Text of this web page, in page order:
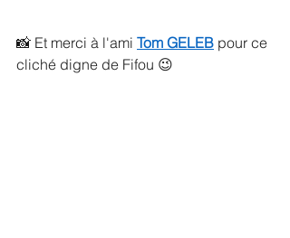
📸 Et merci à l'ami Tom GELEB pour ce
cliché digne de Fifou 😉